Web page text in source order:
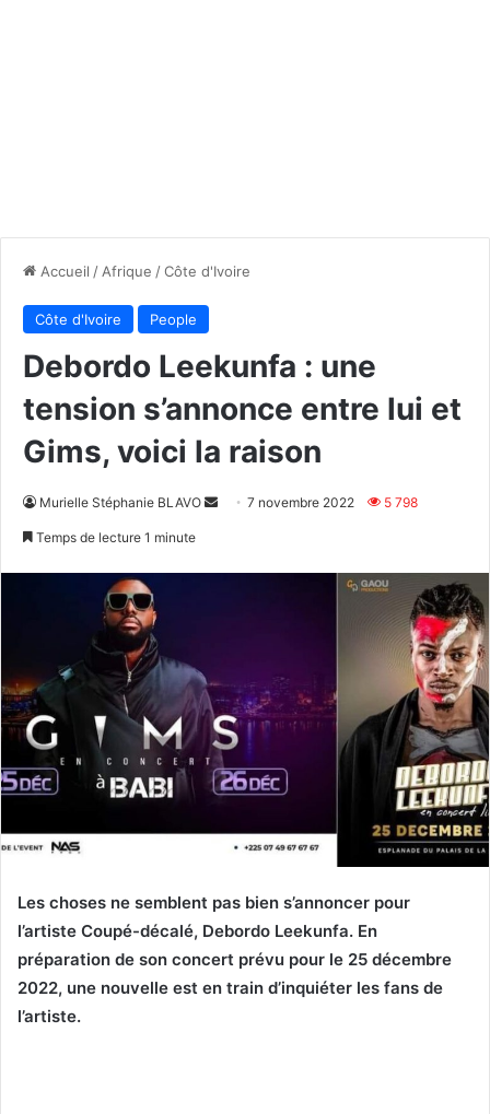
Accueil / Afrique /Côte d'Ivoire
Côte d'Ivoire People
Debordo Leekunfa : une
tension s’annonce entre lui et
Gims, voici la raison
Murielle Stéphanie BLAVO
Envoyer7 novembre 2022 5 798
Temps de lecture 1 minute
Les choses ne semblent pas bien s’annoncer pour
l’artiste Coupé-décalé, Debordo Leekunfa. En
préparation de son concert prévu pour le 25 décembre
2022, une nouvelle est en train d’inquiéter les fans de
l’artiste.